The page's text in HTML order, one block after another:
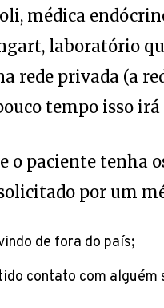
médica
laboratório
rede privada (a
tempo isso irá
o paciente tenha
por um
de fora do país;
contato com